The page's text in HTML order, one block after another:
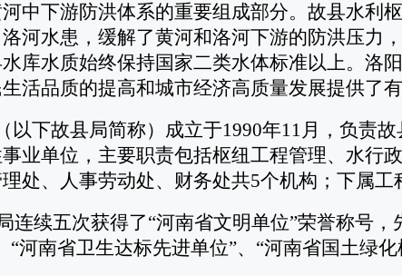
中下游防洪体系的重要组成部分。故县水利
河水患，缓解了黄河和洛河下游的防洪压力
库水质始终保持国家二类水体标准以上。洛
活品质的提高和城市经济高质量发展提供了有
以下故县局简称）成立于1990年11月，负责
业单位，主要职责包括枢纽工程管理、水行
处、人事劳动处、财务处共5个机构；下属工
连续五次获得了“河南省文明单位”荣誉称号
河南省卫生达标先进单位”、“河南省国土绿化